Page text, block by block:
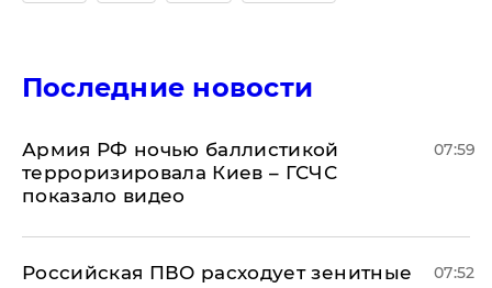
Последние новости
Армия РФ ночью баллистикой
терроризировала Киев – ГСЧС
показало видео
07:59
Российская ПВО расходует зенитные
07:52